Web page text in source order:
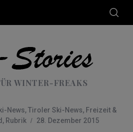
WINTER-FREAKS
News,Tiroler Ski-News, Freizeit &
, Rubrik 28. Dezember 2015